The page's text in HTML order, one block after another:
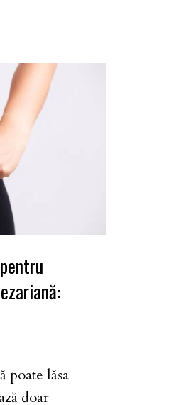
poate lăsa
doar